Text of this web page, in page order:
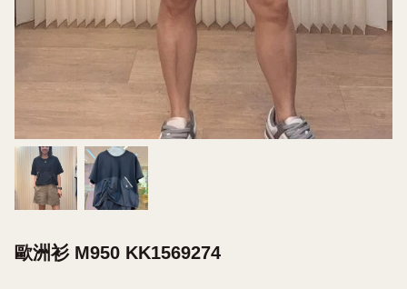
歐洲衫 M950 KK1569274